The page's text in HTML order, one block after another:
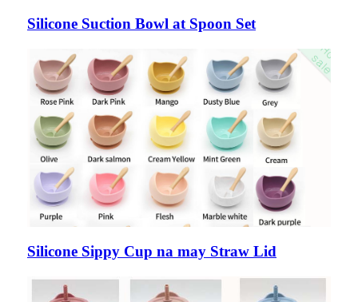
Silicone Suction Bowl at Spoon Set
Silicone Sippy Cup na may Straw Lid